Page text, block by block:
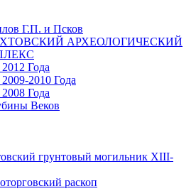
Г.П. и Псков
АРХЕОЛОГИЧЕСКИЙ
Года
2010 Года
Года
Веков
грунтовый могильник XIII-
раскоп